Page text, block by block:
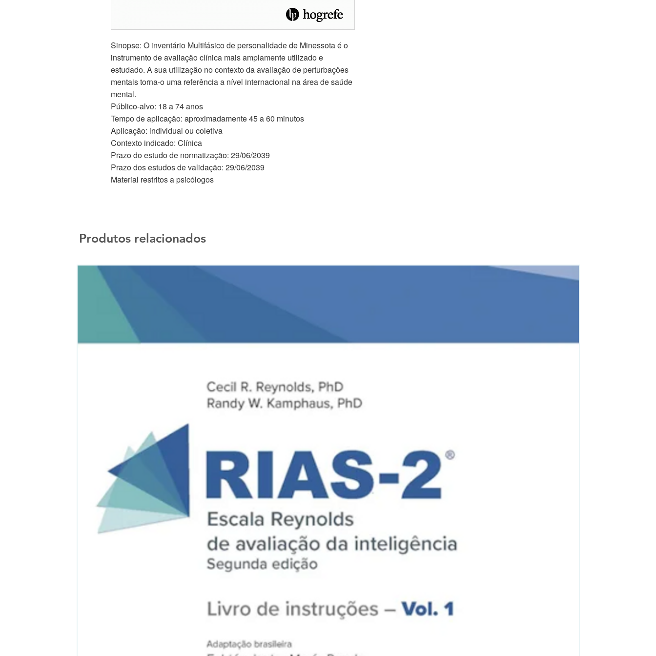
Sinopse: O inventário Multifásico de personalidade de Minessota é o
instrumento de avaliação clínica mais amplamente utilizado e
estudado. A sua utilização no contexto da avaliação de perturbações
mentais torna-o uma referência a nível internacional na área de saúde
mental.
Público-alvo: 18 a 74 anos
Tempo de aplicação: aproximadamente 45 a 60 minutos
Aplicação: individual ou coletiva
Contexto indicado: Clínica
Prazo do estudo de normatização: 29/06/2039
Prazo dos estudos de validação: 29/06/2039
Material restritos a psicólogos
Produtos relacionados